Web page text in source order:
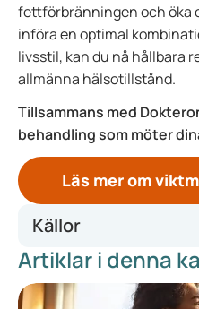
fettförbränningen och öka
införa en optimal
livsstil, kan du nå hållbara
allmänna hälsotillstånd.
Tillsammans med
behandling som möter
Läs mer om
Källor
Scientific Challenges on
- PMC
Artiklar i denna